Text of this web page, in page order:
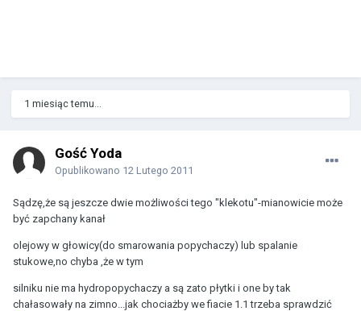
1 miesiąc temu...
Gość Yoda
Opublikowano 12 Lutego 2011
Sądzę,że są jeszcze dwie możliwości tego "klekotu"-mianowicie może
być zapchany kanał
olejowy w głowicy(do smarowania popychaczy) lub spalanie
stukowe,no chyba ,że w tym
silniku nie ma hydropopychaczy a są zato płytki i one by tak
chałasowały na zimno...jak chociażby we fiacie 1.1 trzeba sprawdzić